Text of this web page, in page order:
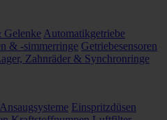
Gelenke Automatikgetriebe
& -simmerringe Getriebesensoren
Zahnräder & Synchronringe
Ansaugsysteme Einspritzdüsen